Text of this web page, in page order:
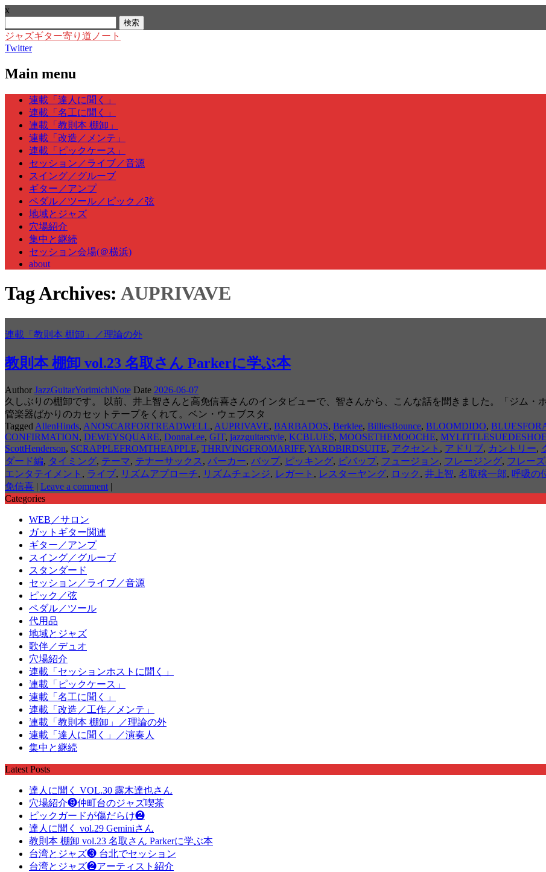
x
索:
ジャズギター寄り道ノート
Twitter
Main menu
Skip
content
連載「達人に聞く」
連載「名工に聞く」
連載「教則本 棚卸」
連載「改造／メンテ」
連載「ピックケース」
セッション／ライブ／音源
スイング／グルーブ
ギター／アンプ
ペダル／ツール／ピック／弦
地域とジャズ
穴場紹介
集中と継続
セッション会場(＠横浜)
about
Tag Archives: AUPRIVAVE
連載「教則本 棚卸」／理論の外
教則本 棚卸 vol.23 名取さん Parkerに学ぶ本
Author JazzGuitarYorimichiNote Date 2026-06-07
久しぶりの棚卸です。 以前、井上智さんと高免信喜さんのインタビューで、智さんから、こんな話を聞きました。「ジム・
管楽器ばかりのカセットテープをくれて。ベン・ウェブスタ
Tagged AllenHinds, ANOSCARFORTREADWELL, AUPRIVAVE, BARBADOS, Berklee, BilliesBounce, BLOOMDIDO,
CONFIRMATION, DEWEYSQUARE, DonnaLee, GIT, jazzguitarstyle, KCBLUES, MOOSETHEMOOCHE,
ScottHenderson, SCRAPPLEFROMTHEAPPLE, THRIVINGFROMARIFF, YARDBIRDSUITE, アクセント , アドリブ, カントリー,
ダード編, タイミング, テーマ, テナーサックス , パーカー, バップ, ピッキング, ビバップ, フュージョン, フレージング, フレー
エンタテイメント , ライブ, リズムアプローチ, リズムチェンジ, レガート , レスターヤング, ロック , 井上智, 名取穣一郎, 呼吸の
免信喜 | Leave a comment |
Categories
WEB／サロン
ガットギター関連
ギター／アンプ
スイング／グルーブ
スタンダード
セッション／ライブ／音源
ピック／弦
ペダル／ツール
代用品
地域とジャズ
歌伴／デュオ
穴場紹介
連載「セッションホストに聞く」
連載「ピックケース」
連載「名工に聞く」
連載「改造／工作／メンテ」
連載「教則本 棚卸」／理論の外
連載「達人に聞く」／演奏人
集中と継続
Latest Posts
達人に聞く VOL.30 露木達也さん
穴場紹介❾仲町台のジャズ喫茶
ピックガードが傷だらけ❷
達人に聞く vol.29 Geminiさん
教則本 棚卸 vol.23 名取さん Parkerに学ぶ本
台湾とジャズ❸ 台北でセッション
台湾とジャズ❷アーティスト紹介